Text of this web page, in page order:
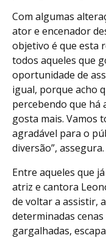
Com algumas
ator e encenador
objetivo é que esta
todos aqueles que
oportunidade de
igual, porque acho
percebendo que há
gosta mais. Vamos
agradável para o
diversão”, assegura.
Entre aqueles que
atriz e cantora
de voltar a assistir,
determinadas
gargalhadas,